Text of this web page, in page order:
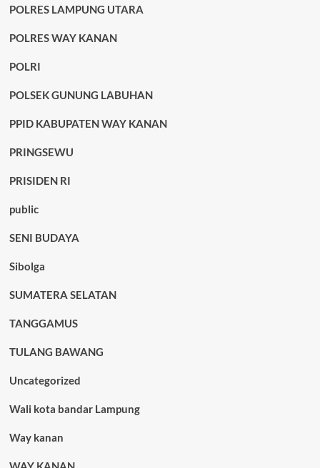
POLRES LAMPUNG UTARA
POLRES WAY KANAN
POLRI
POLSEK GUNUNG LABUHAN
PPID KABUPATEN WAY KANAN
PRINGSEWU
PRISIDEN RI
public
SENI BUDAYA
Sibolga
SUMATERA SELATAN
TANGGAMUS
TULANG BAWANG
Uncategorized
Wali kota bandar Lampung
Way kanan